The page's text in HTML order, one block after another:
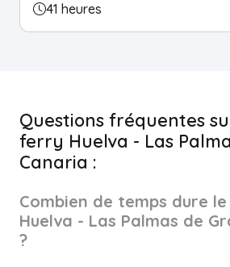
41 heures
Questions fréquentes
ferry Huelva - Las
Canaria :
Combien de temps dure
Huelva - Las Palmas de
?